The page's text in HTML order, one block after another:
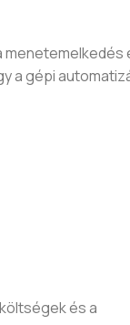
a gépi
és a